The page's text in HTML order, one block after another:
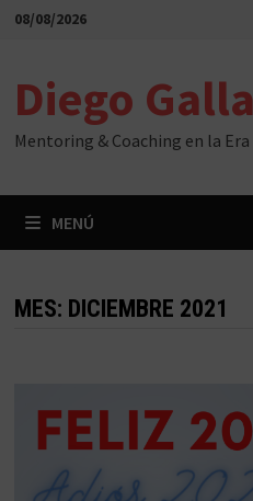
Saltar
08/08/2026
Diego
Mentoring & Coaching en la
MENÚ
MES: DICIEMBRE 2021